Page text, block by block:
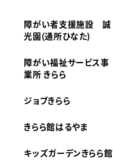
障がい者支援施設 誠
光園(通所ひなた)
障がい福祉サービス事
業所 きらら
ジョブきらら
きらら館はるやま
キッズガーデンきらら館